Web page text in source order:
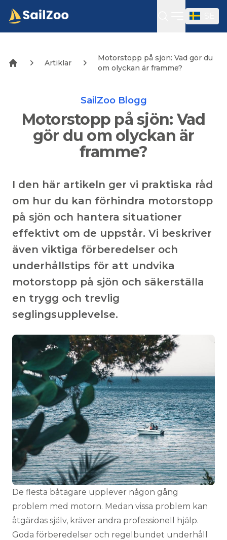
Öppna
Artiklar
Motorstopp på sjön: Vad gör du
om olyckan är framme?
SailZoo Blogg
Motorstopp på sjön: Vad
gör du om olyckan är
framme?
I den här artikeln ger vi praktiska råd
om hur du kan förhindra motorstopp
på sjön och hantera situationer
effektivt om de uppstår. Vi beskriver
även viktiga förberedelser och
underhållstips för att undvika
motorstopp på sjön och säkerställa
en trygg och trevlig
seglingsupplevelse.
De flesta båtägare upplever någon gång
problem med motorn. Medan vissa problem kan
åtgärdas själv, kräver andra professionell hjälp.
Goda förberedelser och regelbundet underhåll